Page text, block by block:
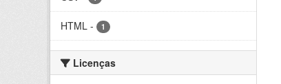
HTML - 1
Licenças